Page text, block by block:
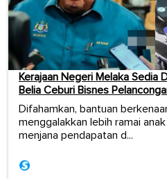
Kerajaan Negeri Melaka Sedia
Belia Ceburi Bisnes
Difahamkan, bantuan
menggalakkan lebih ramai
menjana pendapatan d...